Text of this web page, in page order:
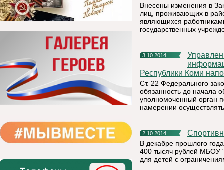
Внесены изменения в
лиц, проживающих в
являющихся
государственных
3.10.2014
Управление Федеральной службы по надзору в сфере связи,
Республики Коми
Ст. 22 Федерального
обязанность до начала
уполномоченный орган
намерении
2.10.2014
В декабре прошлого
400 тысяч рублей МБОУ
для детей с